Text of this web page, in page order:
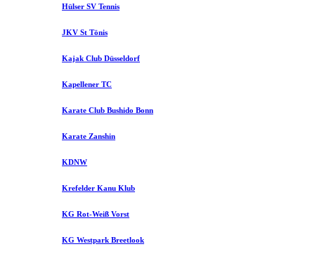
Hülser SV Tennis
JKV St Tönis
Kajak Club Düsseldorf
Kapellener TC
Karate Club Bushido Bonn
Karate Zanshin
KDNW
Krefelder Kanu Klub
KG Rot-Weiß Vorst
KG Westpark Breetlook